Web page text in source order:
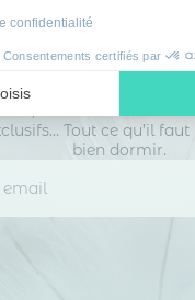
confidentialité
Consentements certifiés par
du
vous permet
le club des
avisés
vous à notre
Tout ce qu’il
bien dormir.